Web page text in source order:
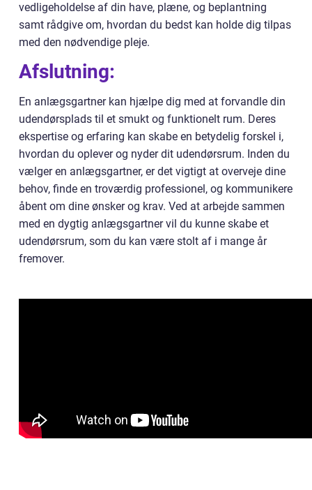
vedligeholdelse af din have, plæne, og beplantning
samt rådgive om, hvordan du bedst kan holde dig tilpas
med den nødvendige pleje.
Afslutning:
En anlægsgartner kan hjælpe dig med at forvandle din
udendørsplads til et smukt og funktionelt rum. Deres
ekspertise og erfaring kan skabe en betydelig forskel i,
hvordan du oplever og nyder dit udendørsrum. Inden du
vælger en anlægsgartner, er det vigtigt at overveje dine
behov, finde en troværdig professionel, og kommunikere
åbent om dine ønsker og krav. Ved at arbejde sammen
med en dygtig anlægsgartner vil du kunne skabe et
udendørsrum, som du kan være stolt af i mange år
fremover.